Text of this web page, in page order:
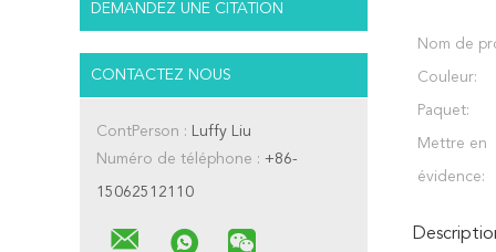
DEMANDEZ UNE CITATION
CONTACTEZ NOUS
ContPerson : Luffy Liu
Numéro de téléphone : +86-
15062512110
Nom de
Couleur:
Paquet:
Mettre en
évidence: